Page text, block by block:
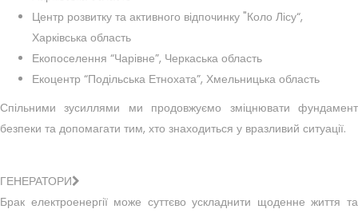
Центр розвитку та активного відпочинку "Коло Лісу“,
Харківська область
Екопоселення “Чарівне”, Черкаська область
Екоцентр “Подільська Етнохата”, Хмельницька область
Спільними зусиллями ми продовжуємо зміцнювати фундамент
безпеки та допомагати тим, хто знаходиться у вразливий ситуації.
ГЕНЕРАТОРИ
Брак електроенергії може суттєво ускладнити щоденне життя та